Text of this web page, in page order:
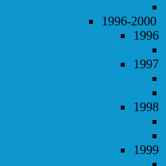
1996-2000
1996
1997
1998
1999